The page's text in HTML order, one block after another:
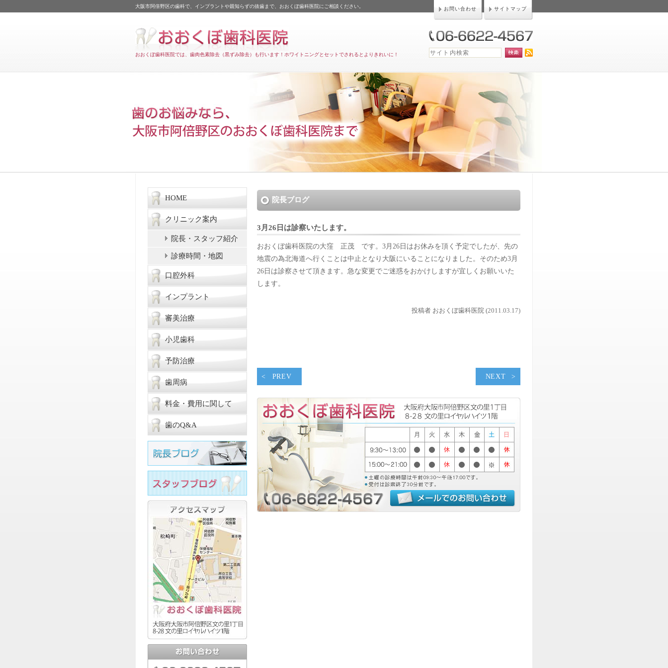
大阪市阿倍野区の歯科で、インプラントや親知らずの抜歯まで、おおくぼ歯科医院にご相談ください。
おおくぼ歯科医院では、歯肉色素除去（黒ずみ除去）も行います！ホワイトニングとセットでされるとよりきれいに！
お問い合わせ サイトマップ
院長ブログ
3月26日は診察いたします。
おおくぼ歯科医院の大窪 正茂 です。3月26日はお休みを頂く予定でしたが、先の
地震の為北海道へ行くことは中止となり大阪にいることになりました。そのため3月
26日は診察させて頂きます。急な変更でご迷惑をおかけしますが宜しくお願いいた
します。
投稿者 おおくぼ歯科医院 (2011.03.17)
PREV NEXT
HOME
クリニック案内
院長・スタッフ紹介
診療時間・地図
口腔外科
インプラント
審美治療
小児歯科
予防治療
歯周病
料金・費用に関して
歯のQ&A